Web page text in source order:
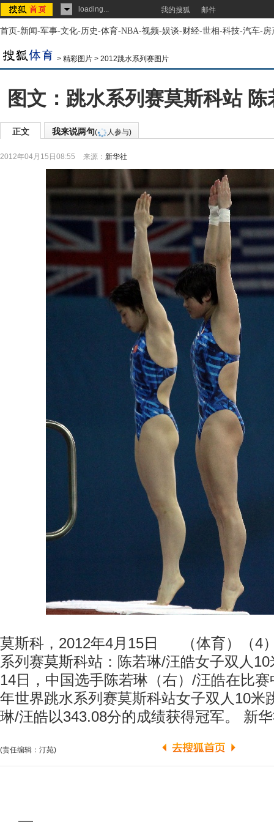
loading... 我的搜狐 邮件
首页-新闻-军事-文化-历史-体育-NBA-视频-娱谈-财经-世相-科技-汽车-房
> 精彩图片 > 2012跳水系列赛图片
图文：跳水系列赛莫斯科站
正文 我来说两句( 人参与)
2012年04月15日08:55 来源： 新华社
莫斯科，2012年4月15日 （体育）（4
系列赛莫斯科站：陈若琳/汪皓女子双
14日，中国选手陈若琳（右）/汪皓在比
年世界跳水系列赛莫斯科站女子双人10米
琳/汪皓以343.08分的成绩获得冠军。 新
(责任编辑：汀苑)